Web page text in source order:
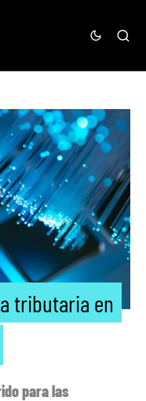
tributaria en
para las